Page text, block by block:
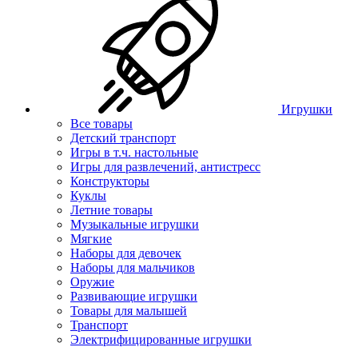
Игрушки
Все товары
Детский транспорт
Игры в т.ч. настольные
Игры для развлечений, антистресс
Конструкторы
Куклы
Летние товары
Музыкальные игрушки
Мягкие
Наборы для девочек
Наборы для мальчиков
Оружие
Развивающие игрушки
Товары для малышей
Транспорт
Электрифицированные игрушки